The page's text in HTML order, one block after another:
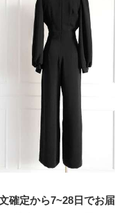
確定から7~28日でお